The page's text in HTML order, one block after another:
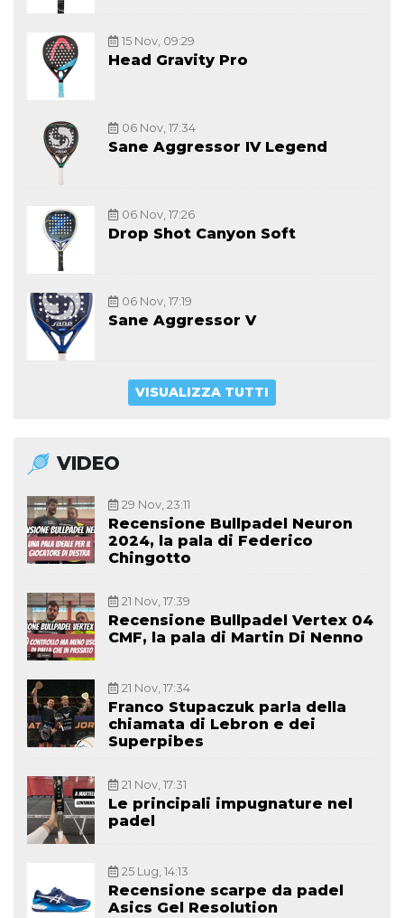
15 Nov, 09:29
Head Gravity Pro
06 Nov, 17:34
Sane Aggressor IV Legend
06 Nov, 17:26
Drop Shot Canyon Soft
06 Nov, 17:19
Sane Aggressor V
VISUALIZZA TUTTI
VIDEO
29 Nov, 23:11
Recensione Bullpadel Neuron
2024, la pala di Federico
Chingotto
21 Nov, 17:39
Recensione Bullpadel Vertex 04
CMF, la pala di Martin Di Nenno
21 Nov, 17:34
Franco Stupaczuk parla della
chiamata di Lebron e dei
Superpibes
21 Nov, 17:31
Le principali impugnature nel
padel
25 Lug, 14:13
Recensione scarpe da padel
Asics Gel Resolution